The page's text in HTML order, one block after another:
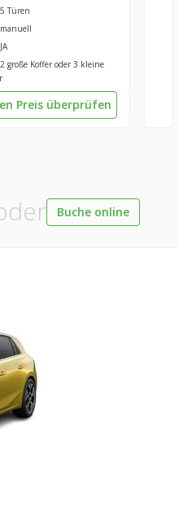
5 Türen
manuell
JA
2 große Koffer oder 3 kleine
Preis überprüfen
Buche online